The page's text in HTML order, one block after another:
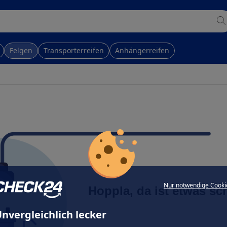
Nur notwendige
lecker
Felgen Transporterreifen Anhängerreifen
Hoppla, da ist etwas